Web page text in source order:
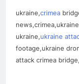
ukraine,crimea
ukraine,ukraine
footage,ukraine
attack crimea